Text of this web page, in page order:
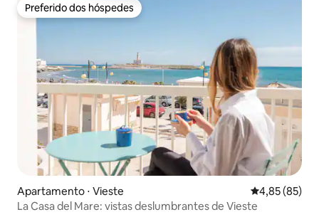
Preferido dos hóspedes
Preferido dos hóspedes
Apartamento ⋅ Vieste 4,85 de uma
4,85 (85)
La Casa del Mare: vistas deslumbrantes de Vieste